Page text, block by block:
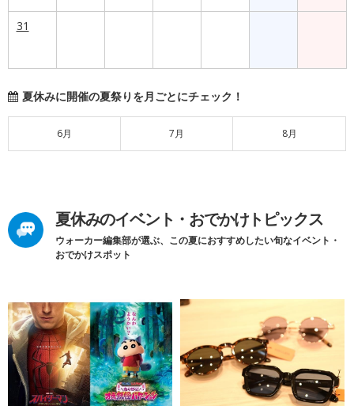
31
夏休みに開催の夏祭りを月ごとにチェック！
6月 7月 8月
夏休みのイベント・おでかけトピックス
ウォーカー編集部が選ぶ、この夏におすすめしたい旬なイベント・
おでかけスポット